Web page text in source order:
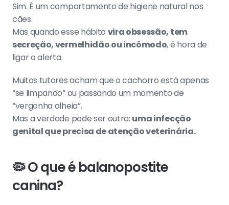
Sim. É um comportamento de higiene natural nos
cães.
Mas quando esse hábito vira obsessão, tem
secreção, vermelhidão ou incômodo, é hora de
ligar o alerta.
Muitos tutores acham que o cachorro está apenas
“se limpando” ou passando um momento de
“vergonha alheia”.
Mas a verdade pode ser outra: uma infecção
genital que precisa de atenção veterinária.
🦠 O que é balanopostite
canina?